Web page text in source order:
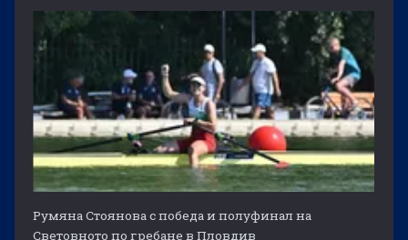
Румяна Стоянова с победа и полуфинал на
Световното по гребане в Пловдив